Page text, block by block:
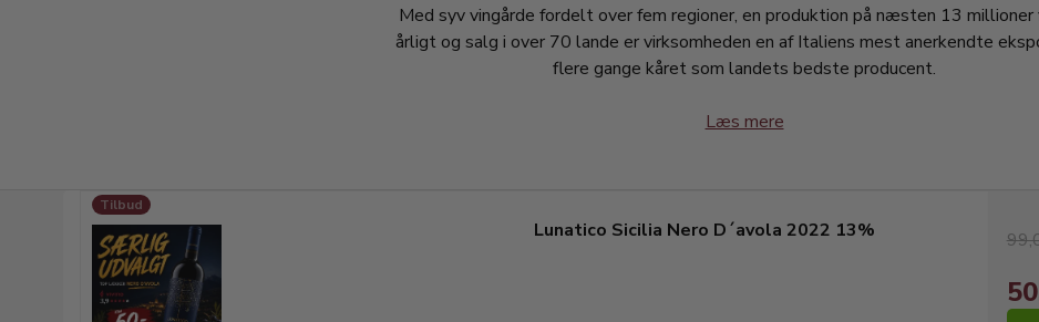
Med syv vingårde fordelt over fem regioner, en produktion på næsten 13 millioner
årligt og salg i over 70 lande er virksomheden en af Italiens mest anerkendte
flere gange kåret som landets bedste producent.
Læs mere
Tilbud
Lunatico Sicilia Nero D´avola 2022 13%